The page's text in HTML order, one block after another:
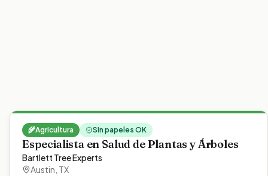
🌾Agricultura Sin papeles OK
Especialista en Salud de Plantas y Árboles
Bartlett Tree Experts
Austin TX